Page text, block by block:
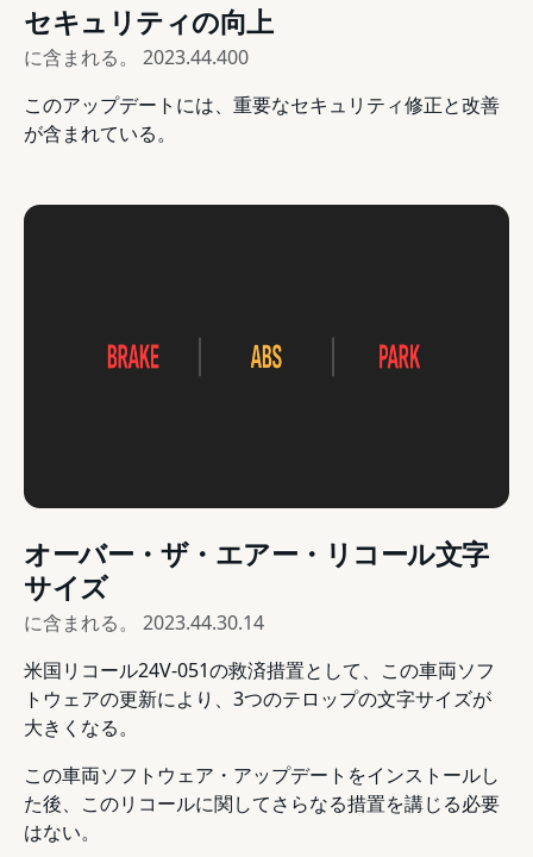
セキュリティの向上
に含まれる。 2023.44.400
このアップデートには、重要なセキュリティ修正と改善
が含まれている。
オーバー・ザ・エアー・リコール文字
サイズ
に含まれる。 2023.44.30.14
米国リコール24V-051の救済措置として、この車両ソフ
トウェアの更新により、3つのテロップの文字サイズが
大きくなる。
この車両ソフトウェア・アップデートをインストールし
た後、このリコールに関してさらなる措置を講じる必要
はない。